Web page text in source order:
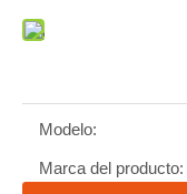
Modelo:
Marca del producto: